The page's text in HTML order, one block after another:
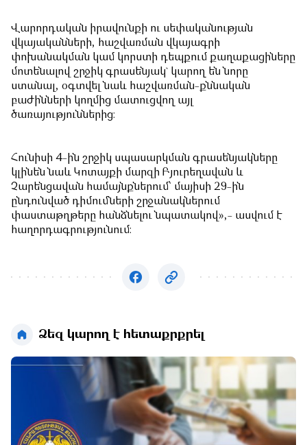
Վարորդական իրավունքի ու սեփականության
վկայականների, հաշվառման վկայագրի
փոխանակման կամ կորստի դեպքում քաղաքացիները
մոտենալով շրջիկ գրասենյակ` կարող են նորը
ստանալ, օգտվել նաև հաշվառման-քննական
բաժինների կողմից մատուցվող այլ
ծառայություններից։
Հունիսի 4-ին շրջիկ սպասարկման գրասենյակները
կլինեն նաև Կոտայքի մարզի Բյուրեղավան և
Չարենցավան համայնքներում՝ մայիսի 29-ին
ընդունված դիմումների շրջանակներում
փաստաթղթերը հանձնելու նպատակով»,- ասվում է
հաղորդագրությունում։
Ձեզ կարող է հետաքրքրել